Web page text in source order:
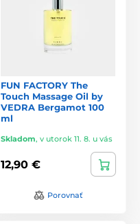
FUN FACTORY The
Touch Massage Oil by
VEDRA Bergamot 100
ml
Skladom, v utorok 11. 8. u vás
12,90 €
Porovnať